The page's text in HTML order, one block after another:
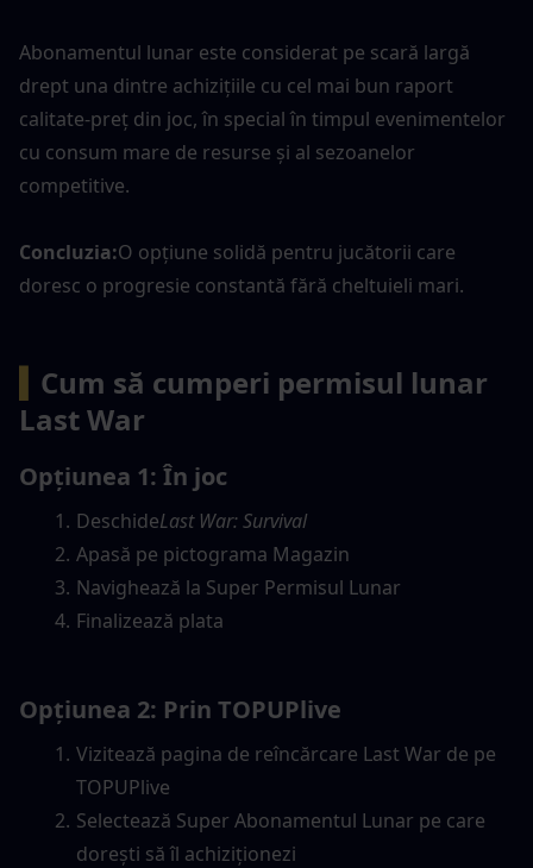
Abonamentul lunar este considerat pe scară largă
drept una dintre achizițiile cu cel mai bun raport
calitate-preț din joc, în special în timpul evenimentelor
cu consum mare de resurse și al sezoanelor
competitive.
Concluzia:O opțiune solidă pentru jucătorii care
doresc o progresie constantă fără cheltuieli mari.
Cum să cumperi permisul lunar
Last War
Opțiunea 1: În joc
DeschideLast War: Survival
Apasă pe pictograma Magazin
Navighează la Super Permisul Lunar
Finalizează plata
Opțiunea 2: Prin TOPUPlive
Vizitează pagina de reîncărcare Last War de pe
TOPUPlive
Selectează Super Abonamentul Lunar pe care
dorești să îl achiziționezi